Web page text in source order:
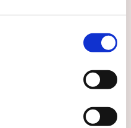
vallöfte
om att inte höja
problem inom den